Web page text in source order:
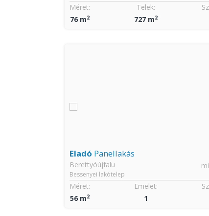
Méret:
76 m2
Telek:
727 m2
Eladó Panellakás
Berettyóújfalu
Bessenyei lakótelep
Méret:
56 m2
Emelet:
1